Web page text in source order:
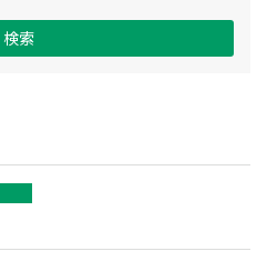
検索